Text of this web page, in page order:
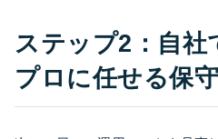
ステップ2：自社
プロに任せる保